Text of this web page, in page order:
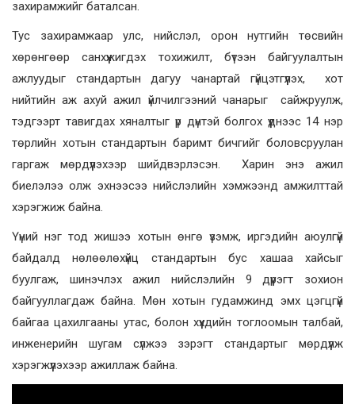
захирамжийг баталсан.
Тус захирамжаар улс, нийслэл, орон нутгийн төсвийн
хөрөнгөөр санхүүжигдэх тохижилт, бүтээн байгуулалтын
ажлуудыг стандартын дагуу чанартай гүйцэтгүүлэх, хот
нийтийн аж ахуй ажил үйлчилгээний чанарыг сайжруулж,
тэдгээрт тавигдах хяналтыг үр дүнтэй болгох үүднээс 14 нэр
төрлийн хотын стандартын баримт бичгийг боловсруулан
гаргаж мөрдүүлэхээр шийдвэрлэсэн. Харин энэ ажил
биелэлээ олж эхнээсээ нийслэлийн хэмжээнд амжилттай
хэрэгжиж байна.
Үүний нэг тод жишээ хотын өнгө үзэмж, иргэдийн аюулгүй
байдалд нөлөөлөхүйц стандартын бус хашаа хайсыг
буулгаж, шинэчлэх ажил нийслэлийн 9 дүүрэгт зохион
байгууллагдаж байна. Мөн хотын гудамжинд эмх цэгцгүй
байгаа цахилгааны утас, болон хүүхдийн тоглоомын талбай,
инженерийн шугам сүлжээ зэрэгт стандартыг мөрдүүлж
хэрэгжүүлэхээр ажиллаж байна.